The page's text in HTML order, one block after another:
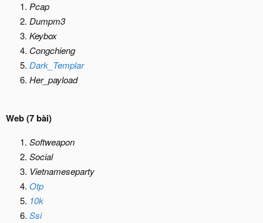
Pcap
Dumpm3
Keybox
Congchieng
Dark_Templar
Her_payload
Web (7 bài)
Softweapon
Social
Vietnameseparty
Otp
10k
Ssi